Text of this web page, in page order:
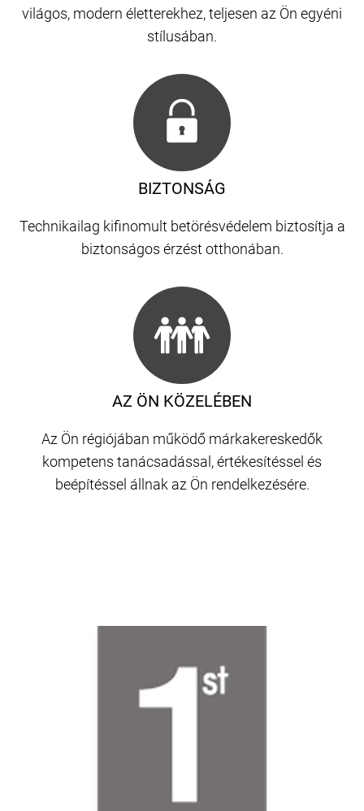
világos, modern életterekhez, teljesen az Ön egyéni
stílusában.
AZ ÖN KÖZELÉBEN
Az Ön régiójában működő márkakereskedők
kompetens tanácsadással, értékesítéssel és
beépítéssel állnak az Ön rendelkezésére.
BIZTONSÁG
Technikailag kifinomult betörésvédelem biztosítja a
biztonságos érzést otthonában.